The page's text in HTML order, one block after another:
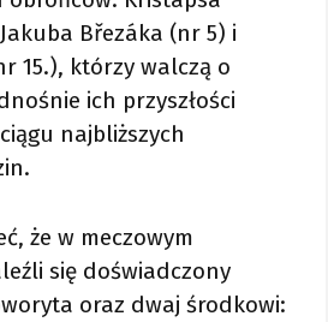
Březáka (nr 5) i
15.), którzy walczą o
ich przyszłości
najbliższych
że w meczowym
się doświadczony
oraz dwaj środkowi: